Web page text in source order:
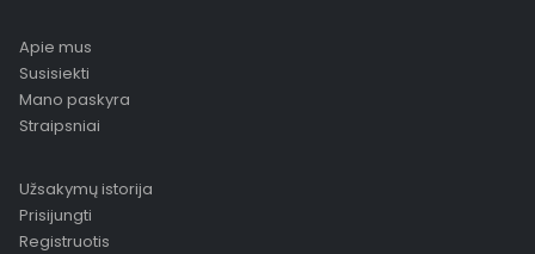
Apie mus
Susisiekti
Mano paskyra
Straipsniai
Užsakymų istorija
Prisijungti
Registruotis